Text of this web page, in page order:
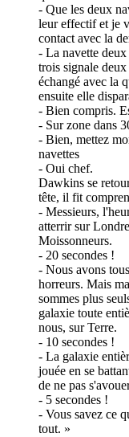
- Que les deux
leur effectif et je
contact avec la
- La navette
trois signale
échangé avec la
ensuite elle
- Bien compris.
- Sur zone dans
- Bien, mettez
navettes
- Oui chef.
Dawkins se
tête, il fit
- Messieurs,
atterrir sur
Moissonneurs.
- 20 secondes !
- Nous avons
horreurs. Mais
sommes plus
galaxie toute
nous, sur Terre.
- 10 secondes !
- La galaxie
jouée en se
de ne pas
- 5 secondes !
- Vous savez ce
tout. »